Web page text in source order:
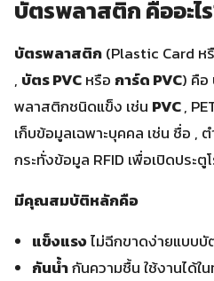
บัตรพลาสติก คืออะไ
บัตรพลาสติก(Plastic Card ห
, บัตร PVCหรือ การ์ด PVC) คือ
พลาสติกชนิดแข็ง เช่น PVC,
เก็บข้อมูลเฉพาะบุคคล เช่น ชื่อ ,
กระทั่งข้อมูล RFID เพื่อเปิดประ
มีคุณสมบัติหลักคือ
แข็งแรงไม่ฉีกขาดง่ายแบบบั
กันน้ำกันความชื้น ใช้งานได้